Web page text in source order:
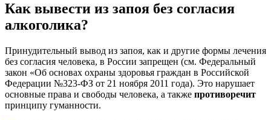
Как вывести из запоя без согласия
алкоголика?
Принудительный вывод из запоя, как и другие формы лечения
без согласия человека, в России запрещен (см. Федеральный
закон «Об основах охраны здоровья граждан в Российской
Федерации №323-ФЗ от 21 ноября 2011 года). Это нарушает
основные права и свободы человека, а также противоречит
принципу гуманности.